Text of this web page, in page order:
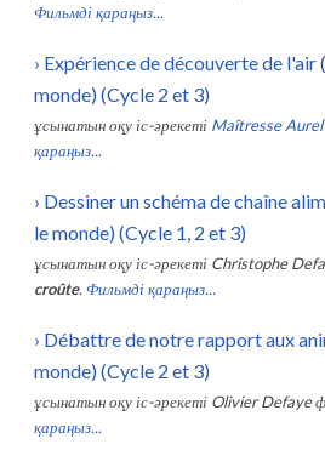
Фильмді қараңыз...
› Expérience de découverte de l'air
monde) (Cycle 2 et 3)
ұсынатын оқу іс-әрекеті Maîtresse Aurel
қараңыз...
› Dessiner un schéma de chaîne
le monde) (Cycle 1, 2 et 3)
ұсынатын оқу іс-әрекеті Christophe
croûte. Фильмді қараңыз...
› Débattre de notre rapport aux
monde) (Cycle 2 et 3)
ұсынатын оқу іс-әрекеті Olivier Defaye
қараңыз...